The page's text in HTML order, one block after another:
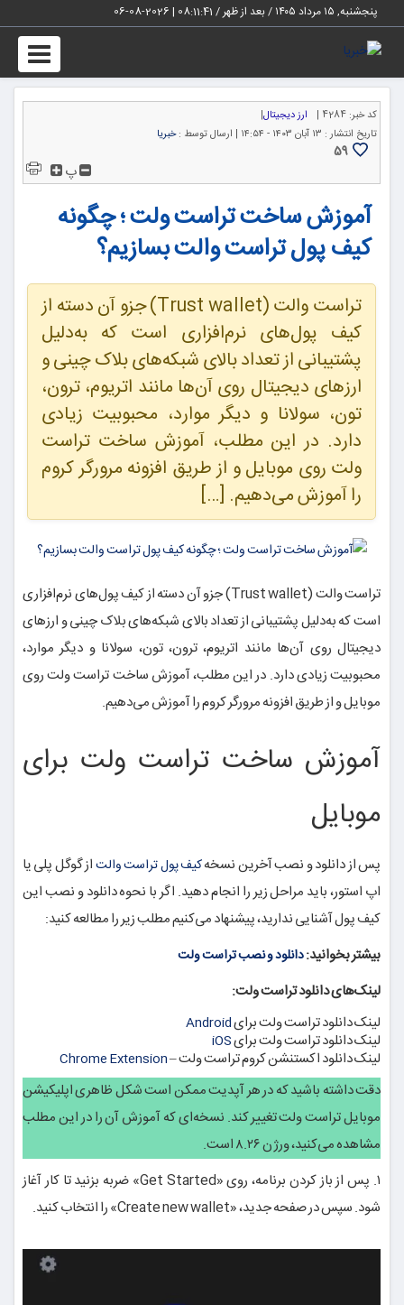
پنجشنبه, ۱۵ مرداد ۱۴۰۵ / بعد از ظهر / 08:11:42
|
2026-08-06
کد خبر: 4284 | ارز دیجیتال|
تاریخ انتشار : ۱۳ آبان ۱۴۰۳ - ۱۴:۵۴ | ارسال توسط :خبریا
59
پ
آموزش ساخت تراست ولت ؛ چگونه
کیف پول تراست والت بسازیم؟
تراست والت (Trust wallet) جزو آن دسته از
کیف پول‌های نرم‌افزاری است که به‌دلیل
پشتیبانی از تعداد بالای شبکه‌های بلاک چینی و
ارزهای دیجیتال روی آن‌ها مانند اتریوم، ترون،
تون، سولانا و دیگر موارد، محبوبیت زیادی
دارد. در این مطلب، آموزش ساخت تراست
ولت روی موبایل و از طریق افزونه مرورگر کروم
را آموزش می‌دهیم. […]
تراست والت (Trust wallet) جزو آن دسته از کیف پول‌های نرم‌افزاری
است که به‌دلیل پشتیبانی از تعداد بالای شبکه‌های بلاک چینی و ارزهای
دیجیتال روی آن‌ها مانند اتریوم، ترون، تون، سولانا و دیگر موارد،
محبوبیت زیادی دارد. در این مطلب، آموزش ساخت تراست ولت روی
موبایل و از طریق افزونه مرورگر کروم را آموزش می‌دهیم.
آموزش ساخت تراست ولت برای
موبایل
پس از دانلود و نصب آخرین نسخهکیف پول تراست والتاز گوگل پلی یا
اپ استور، باید مراحل زیر را انجام دهید. اگر با نحوه دانلود و نصب این
کیف پول آشنایی ندارید، پیشنهاد می‌کنیم مطلب زیر را مطالعه کنید:
بیشتر بخوانید:دانلود و نصب تراست ولت
لینک‌های دانلود تراست ولت:
لینک دانلود تراست ولت برایAndroid
لینک دانلود تراست ولت برایiOS
لینک دانلود اکستنشن کروم تراست ولت –Chrome Extension
دقت داشته باشید که در هر آپدیت ممکن است شکل ظاهری اپلیکیشن
موبایل تراست ولت تغییر کند. نسخه‌ای که آموزش آن را در این مطلب
مشاهده می‌کنید، ورژن ۸.۲۶ است.
۱. پس از باز کردن برنامه، روی «Get Started» ضربه بزنید تا کار آغاز
شود. سپس در صفحه جدید، «Create new wallet» را انتخاب کنید.